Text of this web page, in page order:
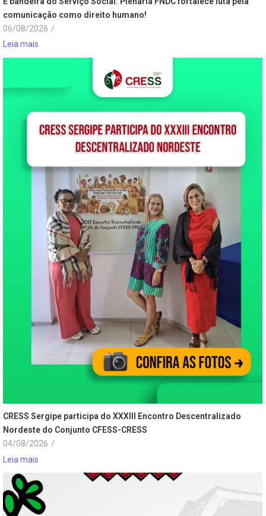
comunicação como direito humano!
06/08/2026 /
Leia mais
CRESS Sergipe participa do XXXIII Encontro Descentralizado
Nordeste do Conjunto CFESS-CRESS
04/08/2026 /
Leia mais